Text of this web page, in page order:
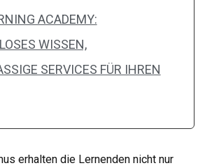
ACADEMY:
WISSEN,
SERVICES FÜR IHREN
erhalten die Lernenden nicht nur